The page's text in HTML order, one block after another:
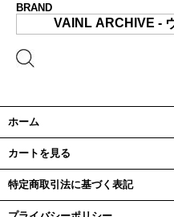
BRAND
ホーム
カートを見る
特定商取引法に基づく表記